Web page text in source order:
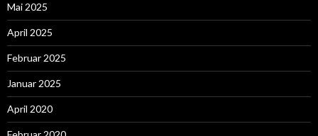
Mai 2025
April 2025
Februar 2025
Januar 2025
April 2020